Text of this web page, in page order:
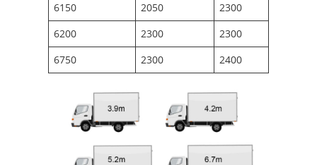
6150
2050
2300
6200
2300
2300
6750
2300 2400